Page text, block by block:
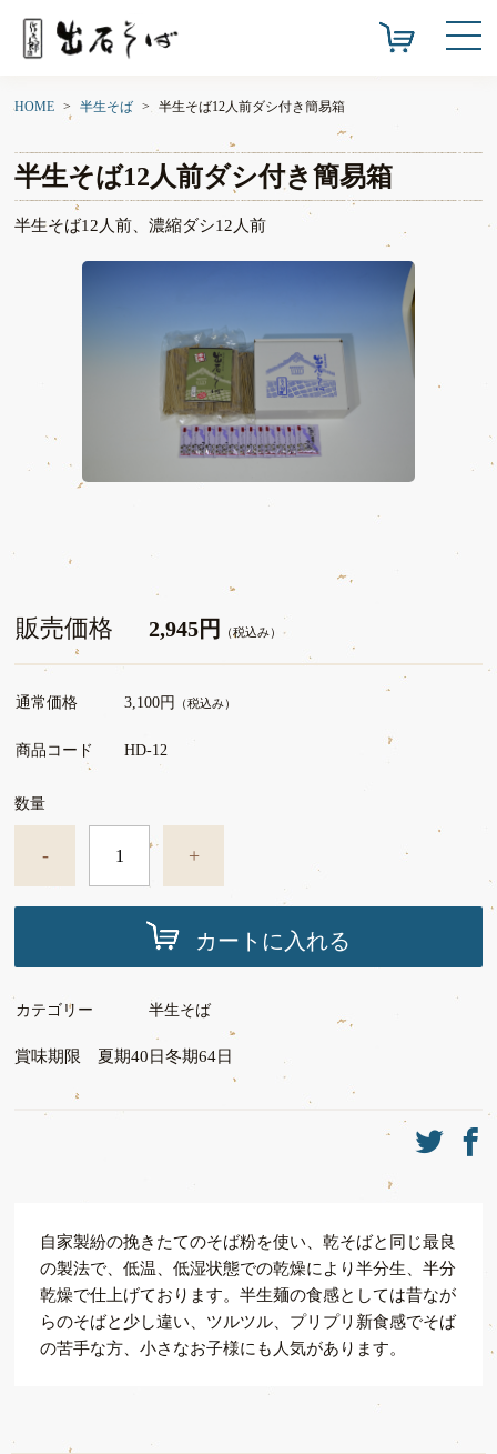
HOME 半生そば 半生そば12人前ダシ付き簡易箱
半生そば12人前ダシ付き簡易箱
半生そば12人前、濃縮ダシ12人前
販売価格 2,945円 （税込み）
通常価格 3,100円 （税込み）
商品コード HD-12
数量
- +
カートに入れる
カテゴリー 半生そば
賞味期限 夏期40日冬期64日
自家製紛の挽きたてのそば粉を使い、乾そばと同じ最良
の製法で、低温、低湿状態での乾燥により半分生、半分
乾燥で仕上げております。半生麺の食感としては昔なが
らのそばと少し違い、ツルツル、プリプリ新食感でそば
の苦手な方、小さなお子様にも人気があります。